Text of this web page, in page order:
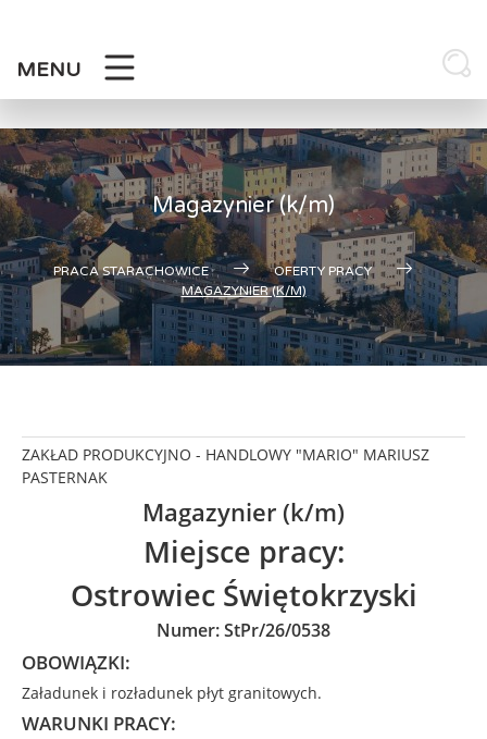
MENU
Magazynier (k/m)
PRACA STARACHOWICE
OFERTY PRACY
MAGAZYNIER (K/M)
ZAKŁAD PRODUKCYJNO - HANDLOWY "MARIO" MARIUSZ
PASTERNAK
Magazynier (k/m)
Miejsce pracy:
Ostrowiec Świętokrzyski
Numer: StPr/26/0538
OBOWIĄZKI:
Załadunek i rozładunek płyt granitowych.
WARUNKI PRACY: